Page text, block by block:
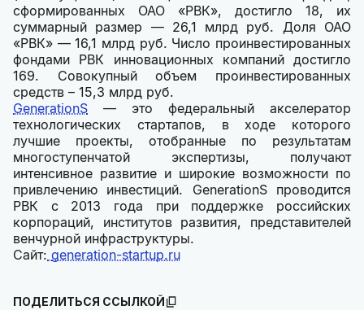
сформированных ОАО «РВК», достигло 18, их
суммарный размер — 26,1 млрд руб. Доля ОАО
«РВК» — 16,1 млрд руб. Число проинвестированных
фондами РВК инновационных компаний достигло
169. Совокупный объем проинвестированных
средств – 15,3 млрд руб.
GenerationS — это федеральный акселератор
технологических стартапов, в ходе которого
лучшие проекты, отобранные по результатам
многоступенчатой экспертизы, получают
интенсивное развитие и широкие возможности по
привлечению инвестиций. GenerationS проводится
РВК с 2013 года при поддержке российских
корпораций, институтов развития, представителей
венчурной инфраструктуры.
Сайт: generation-startup.ru
ПОДЕЛИТЬСЯ ССЫЛКОЙ